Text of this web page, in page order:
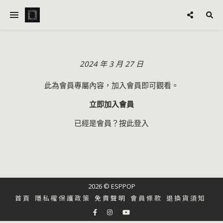
2024 年 3 月 27 日
此為會員專屬內容，加入會員即可觀看。
立即加入會員
已經是會員？ 按此登入
2026 © ESPPOP
首頁 隱私權保護政策 免責聲明 會員條款 退換貨須知